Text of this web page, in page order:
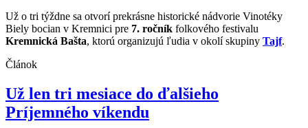
Už o tri týždne sa otvorí prekrásne historické nádvorie Vinotéky
Biely bocian v Kremnici pre 7. ročník folkového festivalu
Kremnická Bašta, ktorú organizujú ľudia v okolí skupiny Tajf.
Článok
Už len tri mesiace do ďalšieho
Príjemného víkendu